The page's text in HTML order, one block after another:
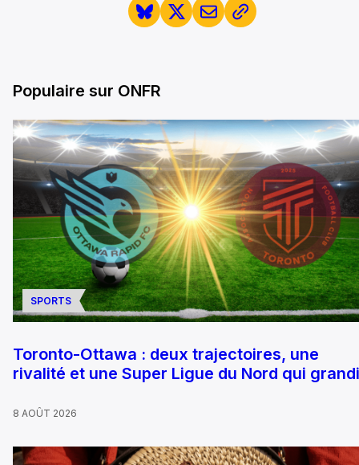
Populaire sur ONFR
SPORTS
Toronto-Ottawa : deux trajectoires, une
rivalité et une Super Ligue du Nord qui
8 AOÛT 2026